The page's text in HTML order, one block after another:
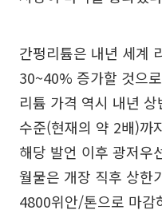
간펑리튬은 내년 세계
30~40% 증가할 것으
리튬 가격 역시 내년
수준(현재의 약 2배)까
해당 발언 이후 광저우
월물은 개장 직후 상한
4800위안/톤으로 마감